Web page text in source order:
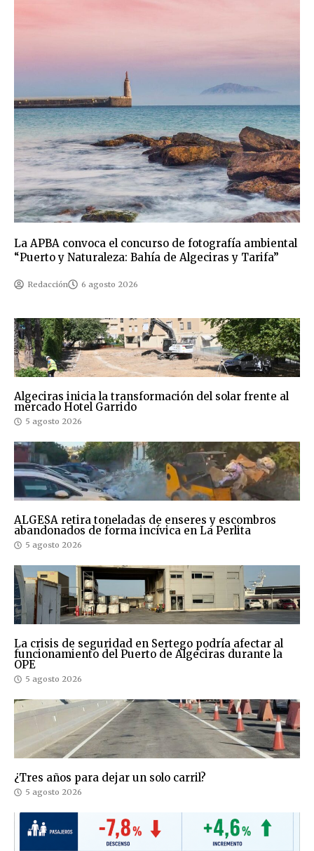
La APBA convoca el concurso de fotografía ambiental
“Puerto y Naturaleza: Bahía de Algeciras y Tarifa”
Redacción 6 agosto 2026
Algeciras inicia la transformación del solar frente al
mercado Hotel Garrido
5 agosto 2026
ALGESA retira toneladas de enseres y escombros
abandonados de forma incívica en La Perlita
5 agosto 2026
La crisis de seguridad en Sertego podría afectar al
funcionamiento del Puerto de Algeciras durante la
OPE
5 agosto 2026
¿Tres años para dejar un solo carril?
5 agosto 2026